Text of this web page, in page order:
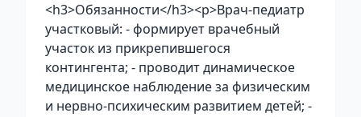
<h3>Обязанности</h3><p>Врач-педиатр
участковый: - формирует врачебный
участок из прикрепившегося
контингента; - проводит динамическое
медицинское наблюдение за физическим
и нервно-психическим развитием детей; -